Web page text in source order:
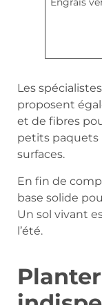
Les
proposent
et de fibres
petits paquets
surfaces.
En fin de
base solide
Un sol vivant
l’été.